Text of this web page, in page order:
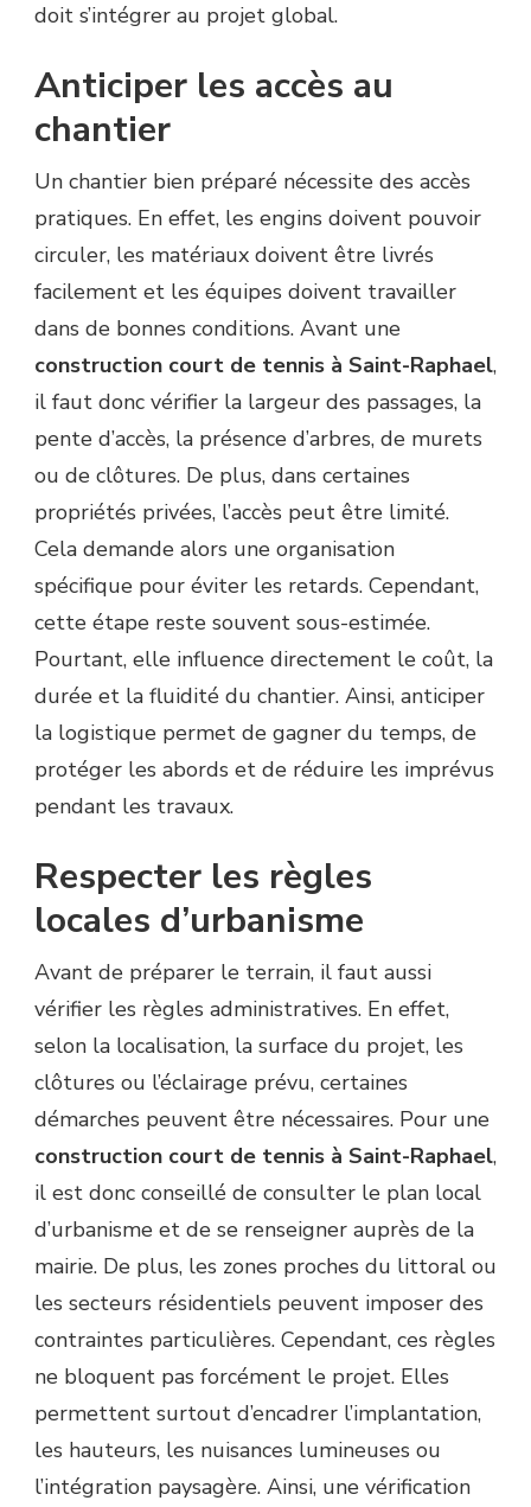
doit s’intégrer au projet global.
Anticiper les accès au
chantier
Un chantier bien préparé nécessite des accès
pratiques. En effet, les engins doivent pouvoir
circuler, les matériaux doivent être livrés
facilement et les équipes doivent travailler
dans de bonnes conditions. Avant une
construction court de tennis à Saint-Raphael,
il faut donc vérifier la largeur des passages, la
pente d’accès, la présence d’arbres, de murets
ou de clôtures. De plus, dans certaines
propriétés privées, l’accès peut être limité.
Cela demande alors une organisation
spécifique pour éviter les retards. Cependant,
cette étape reste souvent sous-estimée.
Pourtant, elle influence directement le coût, la
durée et la fluidité du chantier. Ainsi, anticiper
la logistique permet de gagner du temps, de
protéger les abords et de réduire les imprévus
pendant les travaux.
Respecter les règles
locales d’urbanisme
Avant de préparer le terrain, il faut aussi
vérifier les règles administratives. En effet,
selon la localisation, la surface du projet, les
clôtures ou l’éclairage prévu, certaines
démarches peuvent être nécessaires. Pour une
construction court de tennis à Saint-Raphael,
il est donc conseillé de consulter le plan local
d’urbanisme et de se renseigner auprès de la
mairie. De plus, les zones proches du littoral ou
les secteurs résidentiels peuvent imposer des
contraintes particulières. Cependant, ces règles
ne bloquent pas forcément le projet. Elles
permettent surtout d’encadrer l’implantation,
les hauteurs, les nuisances lumineuses ou
l’intégration paysagère. Ainsi, une vérification